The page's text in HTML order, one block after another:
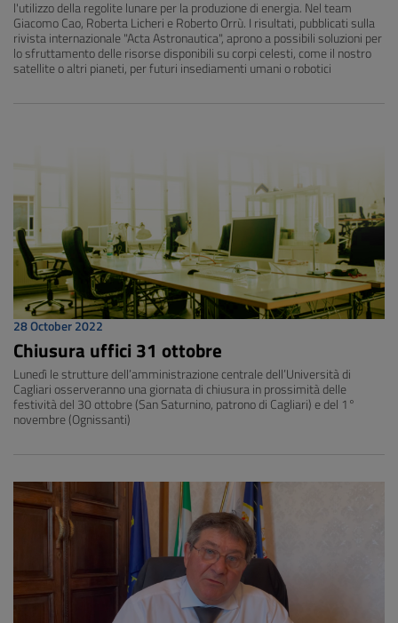
l'utilizzo della regolite lunare per la produzione di energia. Nel team
Giacomo Cao, Roberta Licheri e Roberto Orrù. I risultati, pubblicati sulla
rivista internazionale "Acta Astronautica", aprono a possibili soluzioni per
lo sfruttamento delle risorse disponibili su corpi celesti, come il nostro
satellite o altri pianeti, per futuri insediamenti umani o robotici
28 October 2022
Chiusura uffici 31 ottobre
Lunedì le strutture dell’amministrazione centrale dell’Università di
Cagliari osserveranno una giornata di chiusura in prossimità delle
festività del 30 ottobre (San Saturnino, patrono di Cagliari) e del 1°
novembre (Ognissanti)